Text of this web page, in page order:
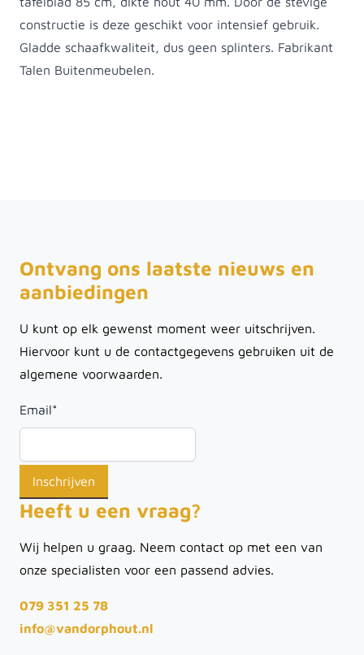
constructie is deze geschikt voor intensief gebruik.
Gladde schaafkwaliteit, dus geen splinters. Fabrikant
Talen Buitenmeubelen.
Ontvang ons laatste nieuws en
aanbiedingen
U kunt op elk gewenst moment weer uitschrijven.
Hiervoor kunt u de contactgegevens gebruiken uit de
algemene voorwaarden.
Email*
Heeft u een vraag?
Wij helpen u graag. Neem contact op met een van
onze specialisten voor een passend advies.
079 351 25 78
info@vandorphout.nl